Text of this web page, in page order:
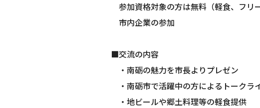
参加資格対象の方は無料（軽食、フリ
市内企業の参加
■交流の内容
・南砺の魅力を市長よりプレゼン
・南砺市で活躍中の方によるトークラ
・地ビールや郷土料理等の軽食提供